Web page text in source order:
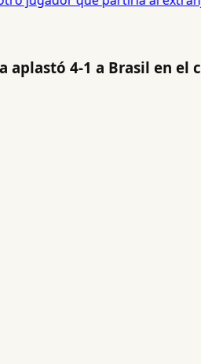
4-1 a Brasil en el